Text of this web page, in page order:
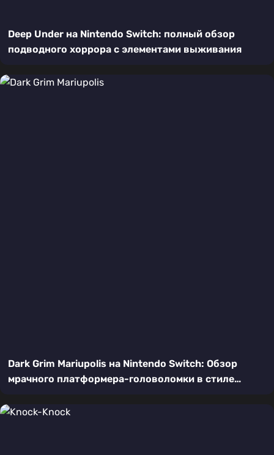
Deep Under на Nintendo Switch: полный обзор
подводного хоррора с элементами выживания
Dark Grim Mariupolis на Nintendo Switch: Обзор
мрачного платформера-головоломки в стиле